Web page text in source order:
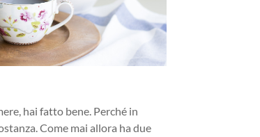
hai fatto bene. Perché in
Come mai allora ha due